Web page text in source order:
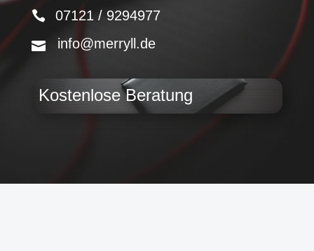
07121 / 9294977
info@merryll.de
Kostenlose Beratung